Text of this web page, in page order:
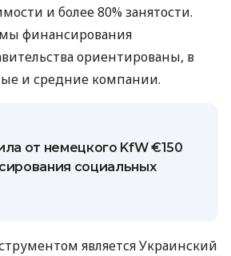
и более 80% занятости.
финансирования
ориентированы, в
и средние компании.
от немецкого KfW €150
социальных
является Украинский